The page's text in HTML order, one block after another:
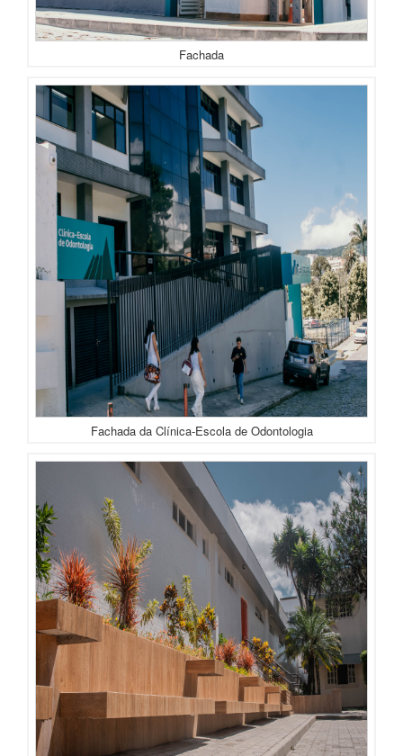
Fachada
Fachada da Clínica-Escola de Odontologia